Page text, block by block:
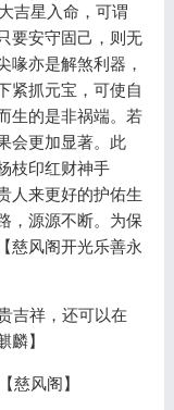
吉星入命，可谓
要安守固己，则无
喙亦是解煞利器，
紧抓元宝，可使自
生的是非祸端。若
会更加显著。此
枝印红财神手
人来更好的护佑生
，源源不断。为保
慈风阁开光乐善永
吉祥，还可以在
麟】
慈风阁】